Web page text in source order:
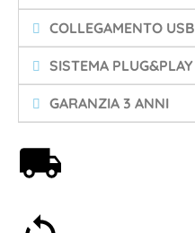
COLLEGAMENTO USB
SISTEMA PLUG&PLAY
GARANZIA 3 ANNI